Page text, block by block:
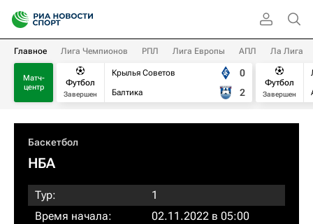
Главное Лига Чемпионов РПЛ Лига Европы АПЛ Ла Лига
Матч-
центр
Футбол
Завершен
Крылья Советов
Балтика
0
2
Футбол
Завершен
Баскетбол
НБА
Тур:
1
Время начала:
02.11.2022 в 05:00